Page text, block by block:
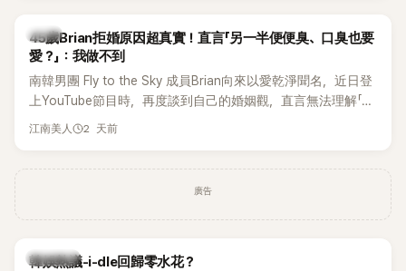
韓星
45歲Brian拒婚原因超真實！直言「另一半便便臭、口臭也要
愛？」：我做不到
南韓男團 Fly to the Sky 成員Brian向來以愛乾淨聞名，近日登
上YouTube節目時，再度談到自己的婚姻觀，直言無法理解「連
另一半的口臭、便便臭都要愛」這種說法，更大方表明自己是不
江南美人 2 天前
廣告
熱議討論
韓娛熱議-i-dle回歸零水花？